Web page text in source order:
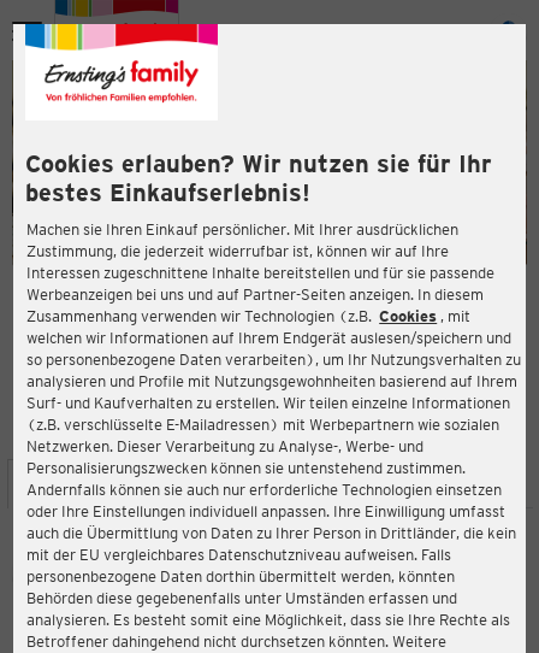
Cookies erlauben? Wir nutzen sie für Ihr
bestes Einkaufserlebnis!
Machen sie Ihren Einkauf persönlicher. Mit Ihrer ausdrücklichen
Zustimmung, die jederzeit widerrufbar ist, können wir auf Ihre
Interessen zugeschnittene Inhalte bereitstellen und für sie passende
Werbeanzeigen bei uns und auf Partner-Seiten anzeigen. In diesem
Zusammenhang verwenden wir Technologien (z.B. Cookies , mit
welchen wir Informationen auf Ihrem Endgerät auslesen/speichern und
so personenbezogene Daten verarbeiten), um Ihr Nutzungsverhalten zu
analysieren und Profile mit Nutzungsgewohnheiten basierend auf Ihrem
Surf- und Kaufverhalten zu erstellen. Wir teilen einzelne Informationen
(z.B. verschlüsselte E-Mailadressen) mit Werbepartnern wie sozialen
Netzwerken. Dieser Verarbeitung zu Analyse-, Werbe- und
Personalisierungszwecken können sie untenstehend zustimmen.
Andernfalls können sie auch nur erforderliche Technologien einsetzen
oder Ihre Einstellungen individuell anpassen. Ihre Einwilligung umfasst
auch die Übermittlung von Daten zu Ihrer Person in Drittländer, die kein
mit der EU vergleichbares Datenschutzniveau aufweisen. Falls
personenbezogene Daten dorthin übermittelt werden, könnten
Behörden diese gegebenenfalls unter Umständen erfassen und
analysieren. Es besteht somit eine Möglichkeit, dass sie Ihre Rechte als
Betroffener dahingehend nicht durchsetzen könnten. Weitere
Menü
ERNSTING'S FAMILY FILIALE
Marktstraße 75-81
07407 Rudolstadt
4,1
Bewertung:
STANDORT SERVICES SORTIMENT AKTIONEN
Ernsting's family
Marktstraße 75-81, 07407 Rudolstadt